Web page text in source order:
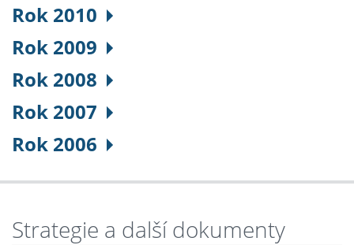
Rok 2010
Rok 2009
Rok 2008
Rok 2007
Rok 2006
Strategie a další dokumenty